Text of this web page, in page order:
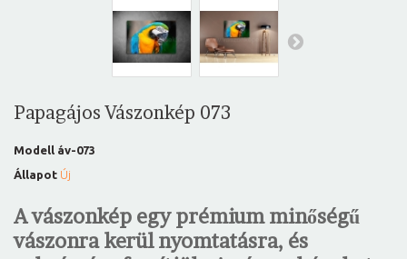
Papagájos Vászonkép 073
Modell áv-073
Állapot Új
A vászonkép egy prémium minőségű
vászonra kerül nyomtatásra, és